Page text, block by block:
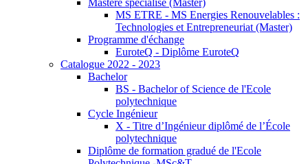
Mastère spécialisé (Master)
MS ETRE - MS Energies Renouvelables :
Technologies et Entrepreneuriat (Master)
Programme d'échange
EuroteQ - Diplôme EuroteQ
Catalogue 2022 - 2023
Bachelor
BS - Bachelor of Science de l'Ecole
polytechnique
Cycle Ingénieur
X - Titre d’Ingénieur diplômé de l’École
polytechnique
Diplôme de formation gradué de l'Ecole